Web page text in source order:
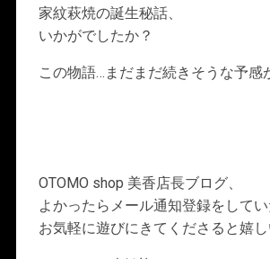
家紋萩焼の誕生秘話、
いかがでしたか？
この物語…まだまだ続きそうな予感
OTOMO shop 美香店長ブログ、
よかったらメール通知登録をしてい
お気軽に遊びにきてくださると嬉し